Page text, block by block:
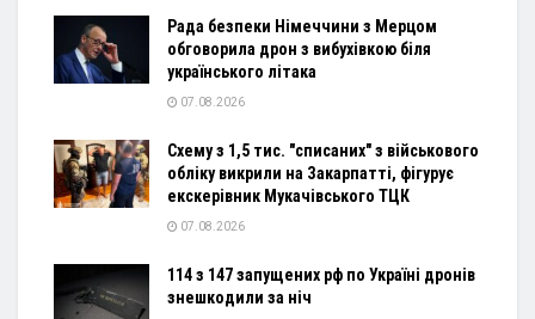
Рада безпеки Німеччини з Мерцом
обговорила дрон з вибухівкою біля
українського літака
07.08.2026
Схему з 1,5 тис. "списаних" з військового
обліку викрили на Закарпатті, фігурує
екскерівник Мукачівського ТЦК
07.08.2026
114 з 147 запущених рф по Україні дронів
знешкодили за ніч